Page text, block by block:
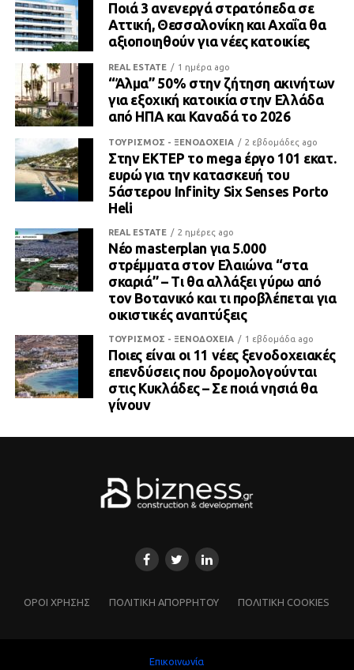
Ποιά 3 ανενεργά στρατόπεδα σε
Αττική, Θεσσαλονίκη και Αχαΐα θα
αξιοποιηθούν για νέες κατοικίες
REAL ESTATE 1 ημέρα ago
“Άλμα” 50% στην ζήτηση ακινήτων
για εξοχική κατοικία στην Ελλάδα
από ΗΠΑ και Καναδά το 2026
ΤΟΥΡΙΣΜΟΣ - ΞΕΝΟΔΟΧΕΙΑ 2 εβδομάδες ago
Στην ΕΚΤΕΡ το mega έργο 101 εκατ.
ευρώ για την κατασκευή του
5άστερου Infinity Six Senses Porto
Heli
REAL ESTATE 2 ημέρες ago
Νέο masterplan για 5.000
στρέμματα στον Ελαιώνα “στα
σκαριά” – Τι θα αλλάξει γύρω από
τον Βοτανικό και τι προβλέπεται για
οικιστικές αναπτύξεις
ΤΟΥΡΙΣΜΟΣ - ΞΕΝΟΔΟΧΕΙΑ 1 εβδομάδα ago
Ποιες είναι οι 11 νέες ξενοδοχειακές
επενδύσεις που δρομολογούνται
στις Κυκλάδες – Σε ποιά νησιά θα
γίνουν
ΌΡΟΙ ΧΡΗΣΗΣ ΠΟΛΙΤΙΚΗ ΑΠΟΡΡΗΤΟΥ ΠΟΛΙΤΙΚΗ COOKIES
Επικοινωνία